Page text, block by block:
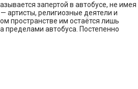
запертой в автобусе, не имея
артисты, религиозные деятели и
пространстве им остаётся лишь
пределами автобуса. Постепенно